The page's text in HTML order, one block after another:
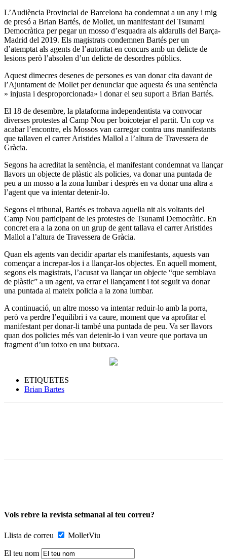
L’Audiència Provincial de Barcelona ha condemnat a un any i mig
de presó a Brian Bartés, de Mollet, un manifestant del Tsunami
Democràtica per pegar un mosso d’esquadra als aldarulls del Barça-
Madrid del 2019. Els magistrats condemnen Bartés per un
d’atemptat als agents de l’autoritat en concurs amb un delicte de
lesions però l’absolen d’un delicte de desordres públics.
Aquest dimecres desenes de persones es van donar cita davant de
l’Ajuntament de Mollet per denunciar que aquesta és una sentència
» injusta i desproporcionada» i donar el seu suport a Brian Bartés.
El 18 de desembre, la plataforma independentista va convocar
diverses protestes al Camp Nou per boicotejar el partit. Un cop va
acabar l’encontre, els Mossos van carregar contra uns manifestants
que tallaven el carrer Aristides Mallol a l’altura de Travessera de
Gràcia.
Segons ha acreditat la sentència, el manifestant condemnat va llançar
llavors un objecte de plàstic als policies, va donar una puntada de
peu a un mosso a la zona lumbar i després en va donar una altra a
l’agent que va intentar detenir-lo.
Segons el tribunal, Bartés es trobava aquella nit als voltants del
Camp Nou participant de les protestes de Tsunami Democràtic. En
concret era a la zona on un grup de gent tallava el carrer Aristides
Mallol a l’altura de Travessera de Gràcia.
Quan els agents van decidir apartar els manifestants, aquests van
començar a increpar-los i a llançar-los objectes. En aquell moment,
segons els magistrats, l’acusat va llançar un objecte “que semblava
de plàstic” a un agent, va errar el llançament i tot seguit va donar
una puntada al mateix policia a la zona lumbar.
A continuació, un altre mosso va intentar reduir-lo amb la porra,
però va perdre l’equilibri i va caure, moment que va aprofitar el
manifestant per donar-li també una puntada de peu. Va ser llavors
quan dos policies més van detenir-lo i van veure que portava un
fragment d’un totxo en una butxaca.
ETIQUETES
Brian Bartes
Vols rebre la revista setmanal al teu correu?
Llista de correu MolletViu
El teu nom